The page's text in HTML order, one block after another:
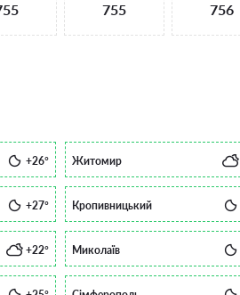
755 756
+26° Житомир
+27° Кропивницький
+22° Миколаїв